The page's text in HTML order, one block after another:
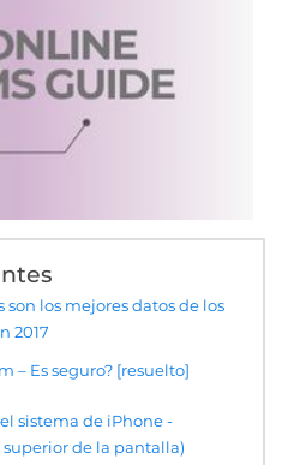
son los mejores datos de los
2017
– Es seguro? [resuelto]
sistema de iPhone -
de la pantalla)